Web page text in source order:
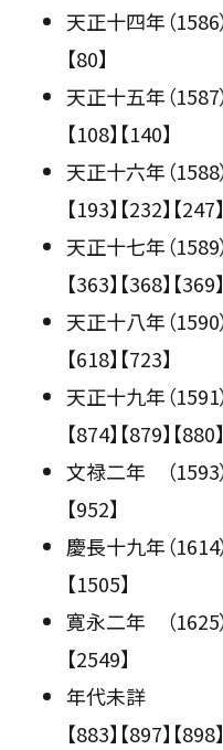
天正十四年（
【80】
天正十五年（
【108】【140】
天正十六年（
【193】【232】【247
天正十七年（
【363】【368】【369
天正十八年（
【618】【723】
天正十九年（
【874】【879】【880】
文禄二年 （
【952】
慶長十九年（
【1505】
寛永二年 （
【2549】
年代未詳
【883】【897】【